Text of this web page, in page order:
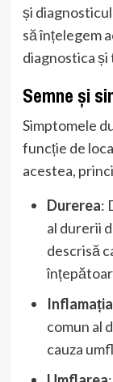
și
să înțelegem
diagnostica
Semne și
Simptomele
funcție de
acestea,
Durerea:
al durerii
descrisă
Inflamația
comun al
cauza